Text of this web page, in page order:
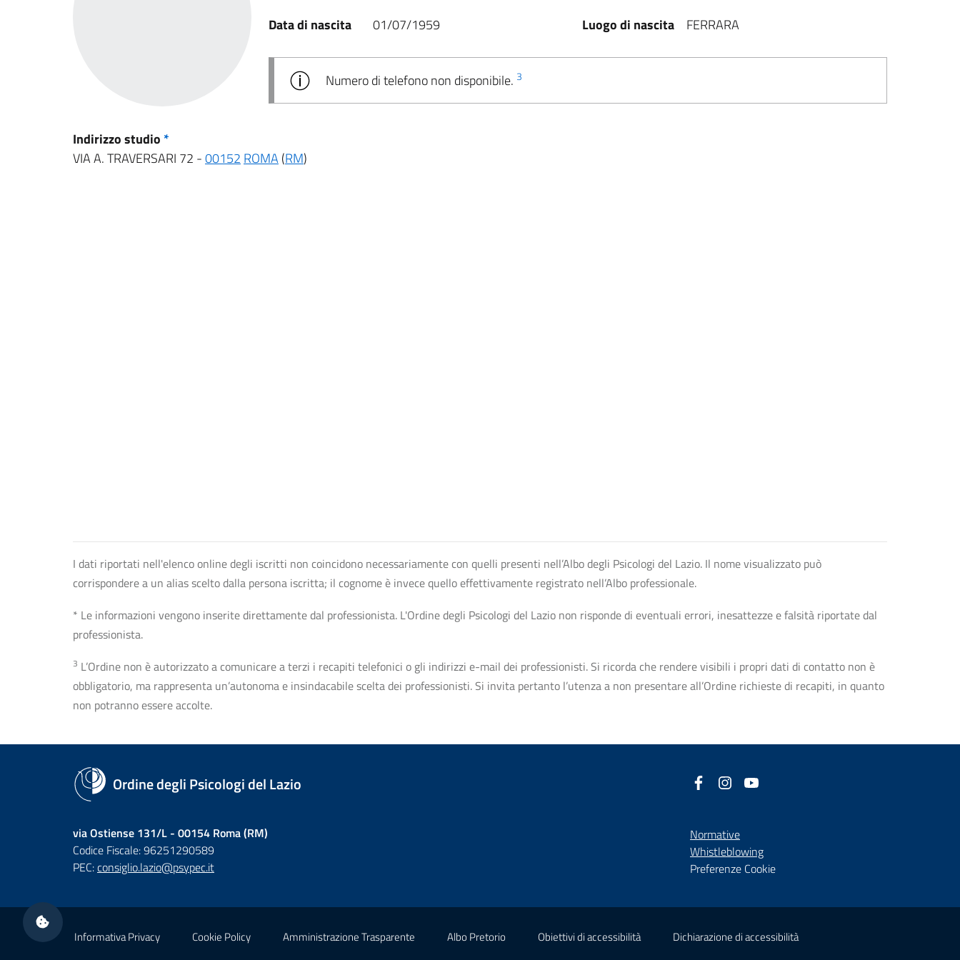
Data di nascita 01/07/1959 Luogo di nascita FERRARA
Numero di telefono non disponibile. 3
Indirizzo studio *
VIA A. TRAVERSARI 72 -00152 ROMA(RM)
I dati riportati nell'elenco online degli iscritti non coincidono necessariamente con quelli presenti nell’Albo degli Psicologi del Lazio. Il nome visualizzato può
corrispondere a un alias scelto dalla persona iscritta; il cognome è invece quello effettivamente registrato nell’Albo professionale.
* Le informazioni vengono inserite direttamente dal professionista. L'Ordine degli Psicologi del Lazio non risponde di eventuali errori, inesattezze e falsità riportate dal
professionista.
3 L’Ordine non è autorizzato a comunicare a terzi i recapiti telefonici o gli indirizzi e-mail dei professionisti. Si ricorda che rendere visibili i propri dati di contatto non è
obbligatorio, ma rappresenta un’autonoma e insindacabile scelta dei professionisti. Si invita pertanto l’utenza a non presentare all’Ordine richieste di recapiti, in quanto
non potranno essere accolte.
Ordine degli Psicologi del Lazio
via Ostiense 131/L - 00154 Roma (RM)
Codice Fiscale: 96251290589
PEC:consiglio.lazio@psypec.it
Facebook
(nuova scheda - new tab)
Instagram
(nuova scheda - new tab)
Normative
Whistleblowing(nuova scheda - new tab)
Preferenze Cookie
Sezione Link Utili
Informativa Privacy Cookie Policy Amministrazione Trasparente (nuova scheda - new tab)
Albo Pretorio (nuova scheda - new tab)
Obiettivi di accessibilità(nuova scheda - new tab)
Dichiarazione di accessibilità(nuova scheda - new tab)